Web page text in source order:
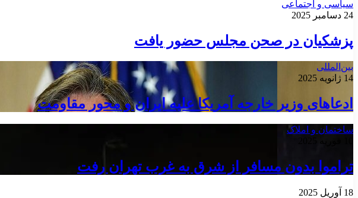
سیاسی و اجتماعی
24 دسامبر 2025
پزشکیان در صحن مجلس حضور یافت
بین‌المللی
14 ژانویه 2025
ادعاهای وزیر خارجه آمریکا علیه ایران و محور مقاومت
ساختمان و املاک
تراموا بدون مسافر از شرق به غرب تهران رفت
18 آوریل 2025